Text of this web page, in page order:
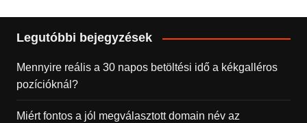
Legutóbbi bejegyzések
Mennyire reális a 30 napos betöltési idő a kékgalléros
pozícióknál?
Miért fontos a jól megválasztott domain név az